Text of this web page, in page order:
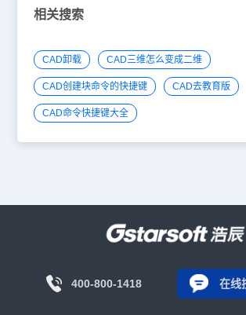
相关搜索
CAD卸载 CAD三维怎么变成二维
CAD创建块命令的快捷键 CAD去教育版
CAD命令快捷键大全
400-800-1418 在线